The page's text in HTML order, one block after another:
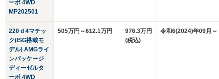
ーボ 4WD
MP202501
220 d 4マチッ
ク(ISG搭載モ
デル) AMGライ
ンパッケージ
ディーゼルタ
ーボ 4WD
505万円～612.1万円
976.3万円
(税込)
令和6(2024)年09月～